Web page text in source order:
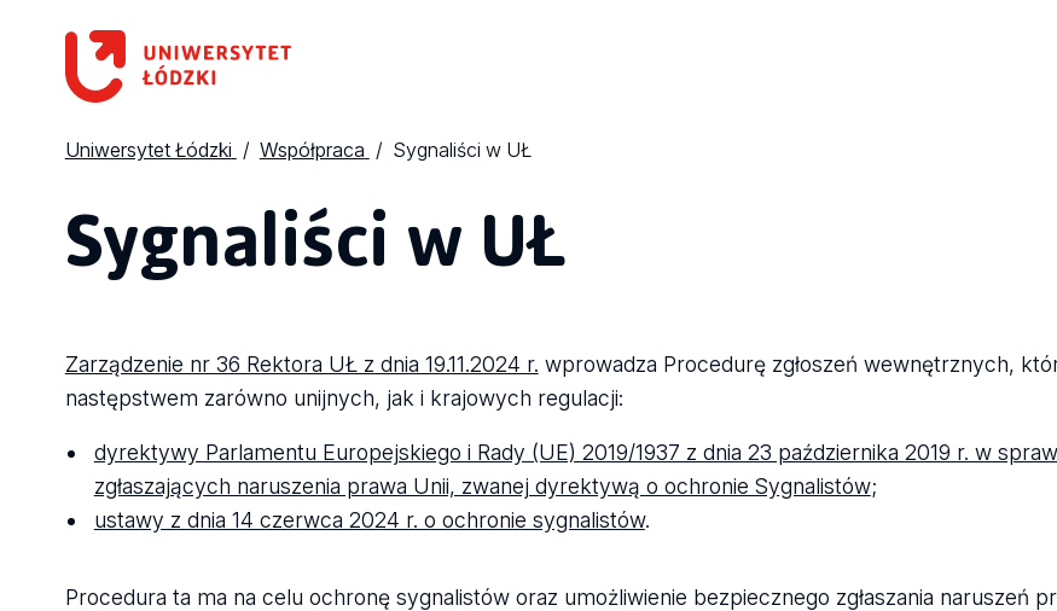
Uniwersytet Łódzki Współpraca Sygnaliści w UŁ
Sygnaliści w UŁ
Zarządzenie nr 36 Rektora UŁ z dnia 19.11.2024 r. wprowadza Procedurę zgłoszeń wewnętrznych,
następstwem zarówno unijnych, jak i krajowych regulacji:
dyrektywy Parlamentu Europejskiego i Rady (UE) 2019/1937 z dnia 23 października 2019 r. w
zgłaszających naruszenia prawa Unii, zwanej dyrektywą o ochronie Sygnalistów;
ustawy z dnia 14 czerwca 2024 r. o ochronie sygnalistów.
Procedura ta ma na celu ochronę sygnalistów oraz umożliwienie bezpiecznego zgłaszania naruszeń